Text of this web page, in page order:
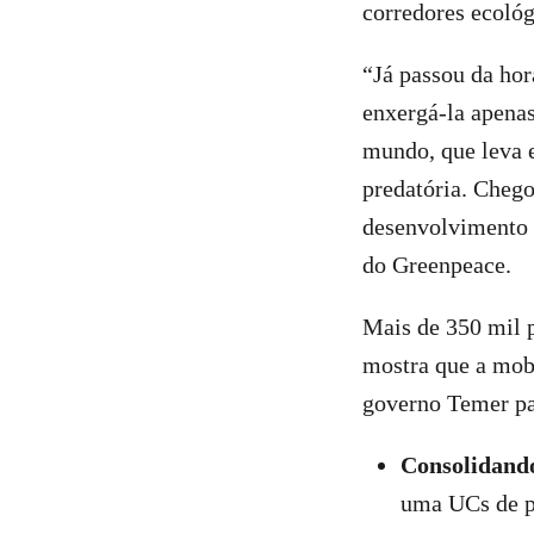
corredores
“Já passou da
enxergá-la
mundo, que leva
predatória.
do Greenpeace.
Mais de 350 mil
mostra que a
governo Temer
uma UCs de